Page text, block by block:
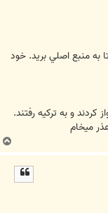
منبع اصلي بريد. خود
و به ترکیه رفتند.
میخام
ب
ا